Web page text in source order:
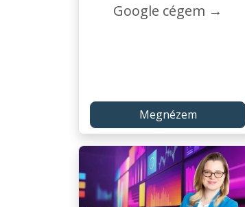
Google cégem →
Megnézem